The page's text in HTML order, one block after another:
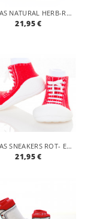
ATTIPAS NATURAL HERB-ROSA - ERGONOMISCHE BABY LAUFLERNSCHUHE, ATMUNGSAKTIVE KINDER HAUSSCHUHE ABS SOCKEN BABYSCHUHE ANTIRUTSCH
21,95 €
ATTIPAS SNEAKERS ROT- ERGONOMISCHE BABY LAUFLERNSCHUHE, ATMUNGSAKTIVE KINDER HAUSSCHUHE ABS SOCKEN BABYSCHUHE ANTIRUTSCH
21,95 €